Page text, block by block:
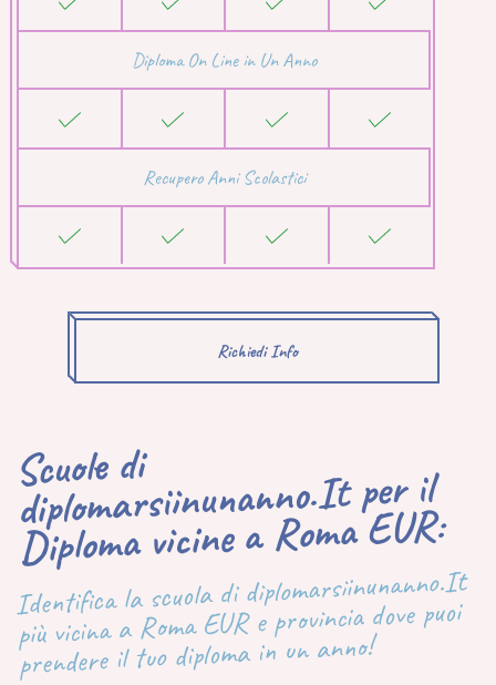
Diploma On Line in Un Anno
Recupero Anni Scolastici
Richiedi Info
Scuole di
diplomarsiinunanno.It per il
Diploma vicine a Roma EUR:
Identifica la scuola di diplomarsiinunanno.It
più vicina a Roma EUR e provincia dove puoi
prendere il tuo diploma in un anno!